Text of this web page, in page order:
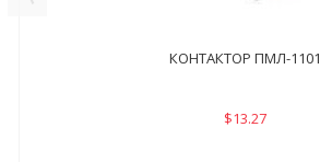
КОНТАКТОР ПМЛ-1101
$13.27